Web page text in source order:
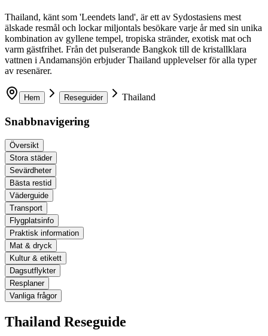
Thailand, känt som 'Leendets land', är ett av Sydostasiens mest
älskade resmål och lockar miljontals besökare varje år med sin unika
kombination av gyllene tempel, tropiska stränder, exotisk mat och
varm gästfrihet. Från det pulserande Bangkok till de kristallklara
vattnen i Andamansjön erbjuder Thailand upplevelser för alla typer
av resenärer.
Hem Reseguider Thailand
Snabbnavigering
Översikt
Stora städer
Sevärdheter
Bästa restid
Väderguide
Transport
Flygplatsinfo
Praktisk information
Mat & dryck
Kultur & etikett
Dagsutflykter
Resplaner
Vanliga frågor
Thailand Reseguide